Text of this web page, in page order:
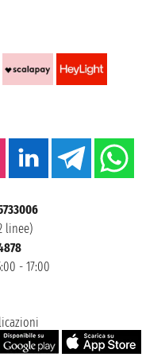
linee)
- 17:00